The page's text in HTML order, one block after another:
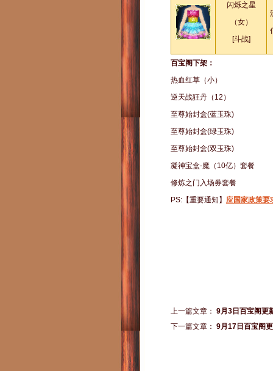
闪烁之星
（女）
[斗战]
百宝阁下架：
热血红草（小）
逆天战狂丹（12）
至尊始封盒(蓝玉珠)
至尊始封盒(绿玉珠)
至尊始封盒(双玉珠)
凝神宝盒-魔（10亿）套餐
修炼之门入场券套餐
PS:【重要通知】 应国家政策要
上一篇文章： 9月3日百宝阁更
下一篇文章： 9月17日百宝阁